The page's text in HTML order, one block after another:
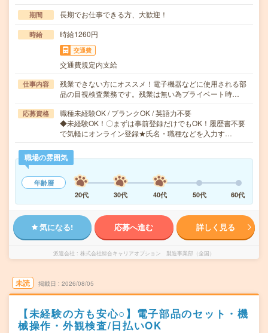
期間 長期でお仕事できる方、大歓迎！
時給 時給1260円
交通費
交通費規定内支給
仕事内容
残業できない方にオススメ！電子機器などに使用される部
品の目視検査業務です。残業は無い為プライベート時…
応募資格
職種未経験OK / ブランクOK / 英語力不要
◆未経験OK！〇まずは事前登録だけでもOK！履歴書不要
で気軽にオンライン登録★氏名・職種などを入力す…
職場の雰囲気
年齢層
20代
30代 40代 50代 60代
気になる! 応募へ進む 詳しく見る
派遣会社 株式会社綜合キャリアオプション 製造事業部（全国）
未読 掲載日 2026/08/05
【未経験の方も安心○】電子部品のセット・機
械操作・外観検査/日払いOK